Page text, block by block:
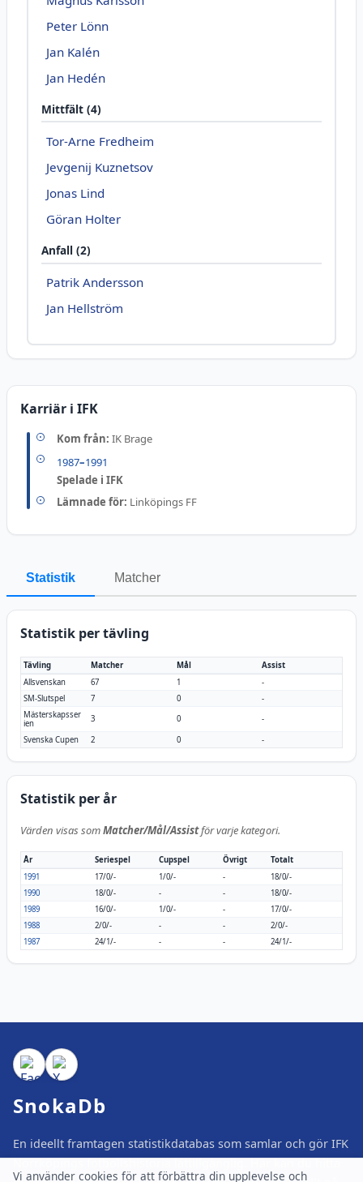
Vi använder cookies för att förbättra din upplevelse och
Peter Lönn
Jan Kalén
Jan Hedén
Mittfält (4)
Tor-Arne Fredheim
Jevgenij Kuznetsov
Jonas Lind
Göran Holter
Anfall (2)
Patrik Andersson
Jan Hellström
Karriär i IFK
Kom från: IK Brage
1987–1991
Spelade i IFK
Lämnade för: Linköpings FF
Statistik Matcher
Statistik per tävling
Tävling Matcher Mål
Assist
Allsvenskan
67 1
-
SM-Slutspel
7 0
-
Mästerskapsser
ien
3 0
-
Svenska Cupen
2 0 -
Statistik per år
Värden visas somMatcher/Mål/Assistför varje kategori.
År Seriespel Cupspel Övrigt
Totalt
1991
17/0/- 1/0/- -
18/0/-
1990
18/0/- - -
18/0/-
1989
16/0/- 1/0/- -
17/0/-
1988
2/0/- - -
2/0/-
1987
24/1/- - - 24/1/-
SnokaDb
En ideellt framtagen statistikdatabas som samlar och gör IFK
Norrköpings fotbollshistoria lättillgänglig. Här kan du hitta